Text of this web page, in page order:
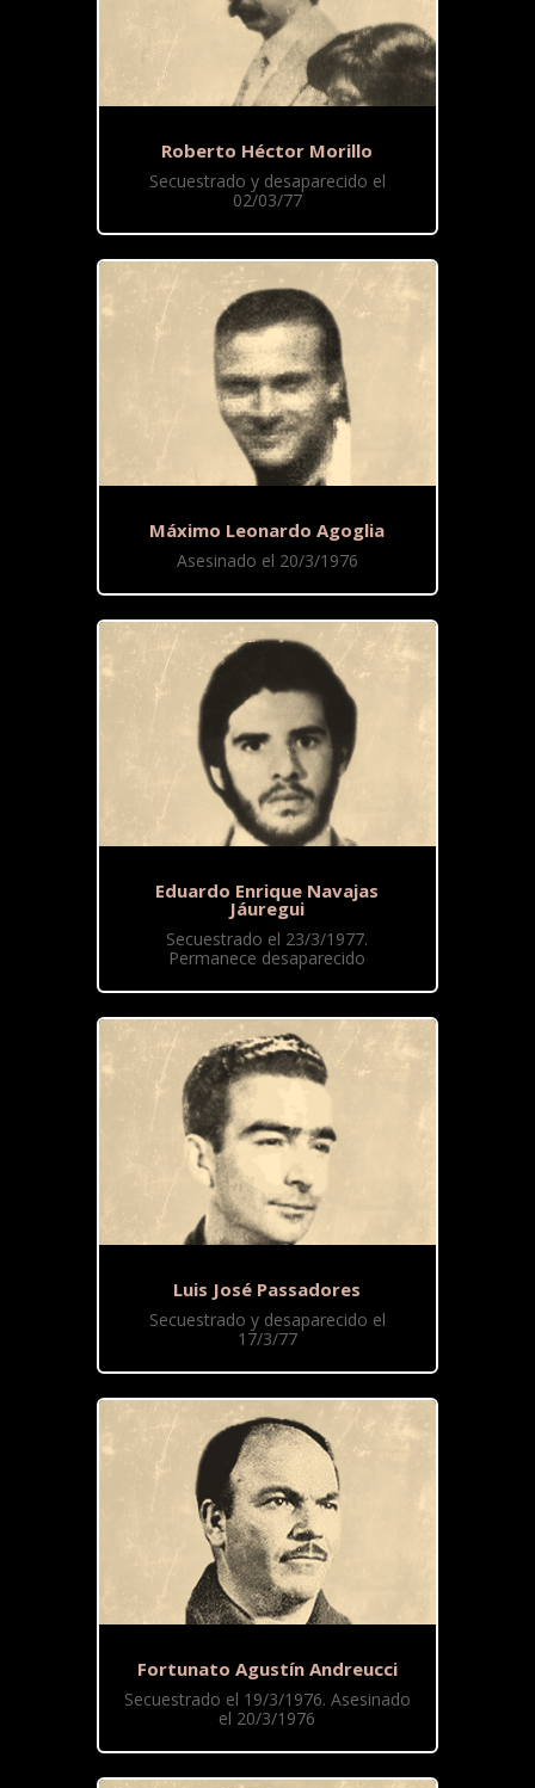
Roberto Héctor Morillo
Secuestrado y desaparecido el
02/03/77
Máximo Leonardo Agoglia
Asesinado el 20/3/1976
Eduardo Enrique Navajas
Jáuregui
Secuestrado el 23/3/1977.
Permanece desaparecido
Luis José Passadores
Secuestrado y desaparecido el
17/3/77
Fortunato Agustín Andreucci
Secuestrado el 19/3/1976. Asesinado
el 20/3/1976